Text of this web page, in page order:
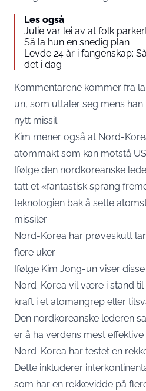
Les også
Julie var lei av at folk
Så la hun en snedig plan
Levde 24 år i fangenskap:
det i dag
Kommentarene kommer fra
un, som uttaler seg mens
nytt missil.
Kim mener også at Nord-
atommakt som kan motstå
Ifølge den nordkoreanske
tatt et «fantastisk sprang
teknologien bak å sette
missiler.
Nord-Korea har prøveskutt
flere uker.
Ifølge Kim Jong-un viser
Nord-Korea vil være i stand
kraft i et atomangrep eller
Den nordkoreanske lederen
er å ha verdens mest
Nord-Korea har testet en
Dette inkluderer
som har en rekkevidde på